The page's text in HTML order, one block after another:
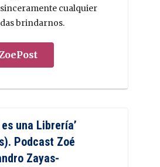
cualquier
brindarnos.
una Librería’
Podcast Zoé
Zayas-